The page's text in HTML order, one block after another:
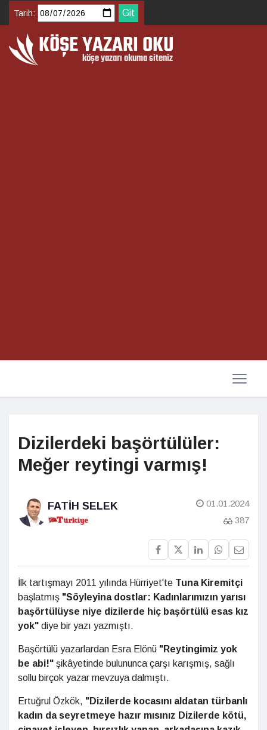
Tarih:
Dizilerdeki başörtülüler:
Meğer reytingi varmış!
FATIH SELEK
01.01.2024
387
İlk tartışmayı 2011 yılında Hürriyet'te Tuna Kiremitçi
başlatmış "Söyleyina dostlar: Kadınlarımızın yarısı
başörtülüyse niye dizilerde hiç başörtülü esas kız
yok" diye bir yazı yazmıştı.
Başörtülü yazarlardan Esra Elönü "Reytingimiz yok
be abi!" şikâyetinde bulununca çarşı karışmış, sağlı
sollu birçok yazar mevzuya dalmıştı.
Ertuğrul Özkök, "Dizilerde kocasını aldatan türbanlı
kadın da seyretmeye hazır mısınız Dizilerde kötü,